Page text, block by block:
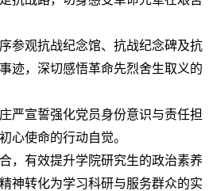
观抗战纪念馆、抗战纪念碑及抗
迹，深切感悟革命先烈舍生取义的
宣誓强化党员身份意识与责任担
心使命的行动自觉。
有效提升学院研究生的政治素养
神转化为学习科研与服务群众的实